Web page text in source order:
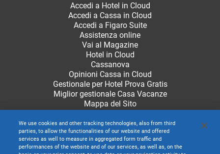
Accedi a Hotel in Cloud
Accedi a Cassa in Cloud
Accedi a Figaro Suite
Assistenza online
Vai al Magazine
Hotel in Cloud
Cassanova
Opinioni Cassa in Cloud
Gestionale per Hotel Prova Gratis
Miglior gestionale Casa Vacanze
Mappa del Sito
We use cookies and other tracking technologies, also from third
parties, to allow the functionalities of our website and offered
services as well to measure in aggregated form traffic and
performances of the website and of our services, as well as, on the